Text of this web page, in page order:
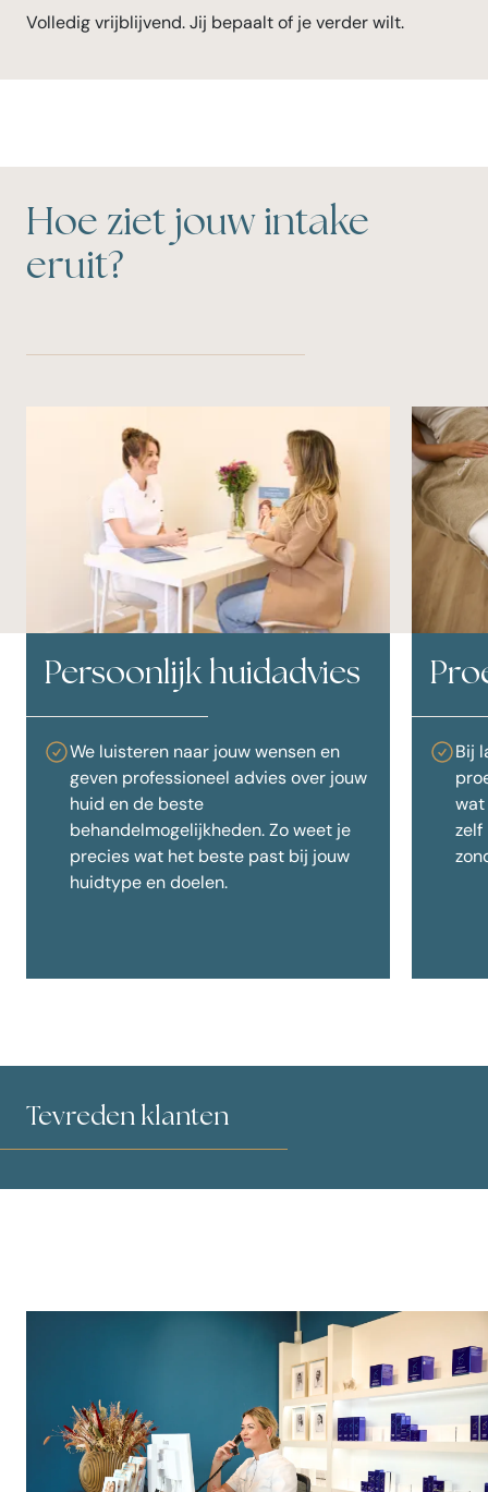
Volledig vrijblijvend. Jij bepaalt of je verder wilt.
Hoe ziet jouw intake
eruit?
Persoonlijk huidadvies
We luisteren naar jouw wensen en
geven professioneel advies over jouw
huid en de beste
behandelmogelijkheden. Zo weet je
precies wat het beste past bij jouw
huidtype en doelen.
Bij
wat
zelf
Tevreden klanten